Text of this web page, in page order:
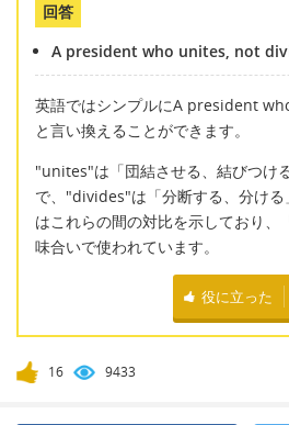
回答
A president who unites, not
英語ではシンプルにA president
と言い換えることができます。
"unites"は「団結させる、結びつけ
で、"divides"は「分断する、分け
はこれらの間の対比を示しており、
味合いで使われています。
役に立った
16 9433